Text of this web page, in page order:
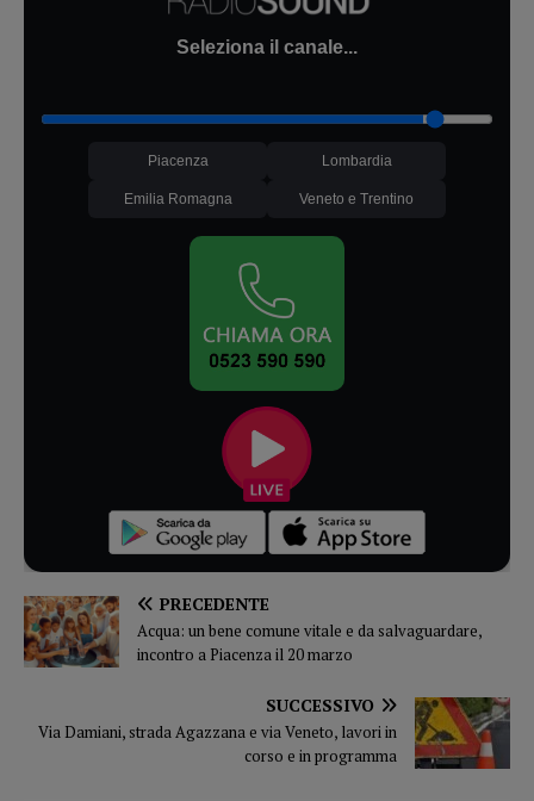
Seleziona il canale...
Piacenza Lombardia
Emilia Romagna Veneto e Trentino
PRECEDENTE
Acqua: un bene comune vitale e da salvaguardare,
incontro a Piacenza il 20 marzo
SUCCESSIVO
Via Damiani, strada Agazzana e via Veneto, lavori in
corso e in programma